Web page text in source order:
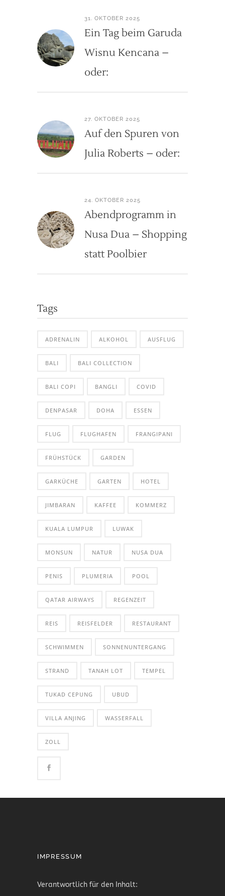
31. OKTOBER 2025
Ein Tag beim Garuda
Wisnu Kencana –
oder:
27. OKTOBER 2025
Auf den Spuren von
Julia Roberts – oder:
24. OKTOBER 2025
Abendprogramm in
Nusa Dua – Shopping
statt Poolbier
Tags
ADRENALIN ALKOHOL AUSFLUG
BALI BALI COLLECTION
BALI COPI BANGLI COVID
DENPASAR DOHA ESSEN
FLUG FLUGHAFEN FRANGIPANI
FRÜHSTÜCK GARDEN
GARKÜCHE GARTEN HOTEL
JIMBARAN KAFFEE KOMMERZ
KUALA LUMPUR LUWAK
MONSUN NATUR NUSA DUA
PENIS PLUMERIA POOL
QATAR AIRWAYS REGENZEIT
REIS REISFELDER RESTAURANT
SCHWIMMEN SONNENUNTERGANG
STRAND TANAH LOT TEMPEL
TUKAD CEPUNG UBUD
VILLA ANJING WASSERFALL
ZOLL
IMPRESSUM
Verantwortlich für den Inhalt: